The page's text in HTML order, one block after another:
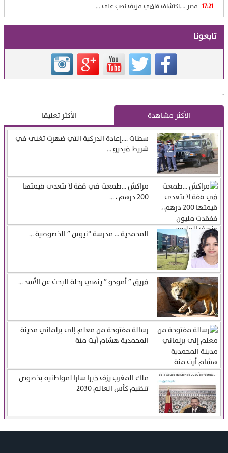
17:21 مصر ….اكتشاف قاضي مزيف نصب على ...
تابعونا
.
الأكثر مشاهدة
الأكثر تعليقا
سطات ….إعادة الدركية التي ضهرت تغني في
شريط فيديو ...
مراكش …طمعت في قفة لا تتعدى قيمتها
200 درهم ، ...
المحمدية … مدرسة “نيوتن ” الخصوصية ...
فريق ” أمودو ” ينهي رحلة البحث عن الأسد ...
رسالة مفتوحة من معلم إلى برلماني مدينة
المحمدية هشام أيت منة
ملك المغرب يزف خبرا سارا لمواطنيه بخصوص
تنظيم كأس العالم 2030